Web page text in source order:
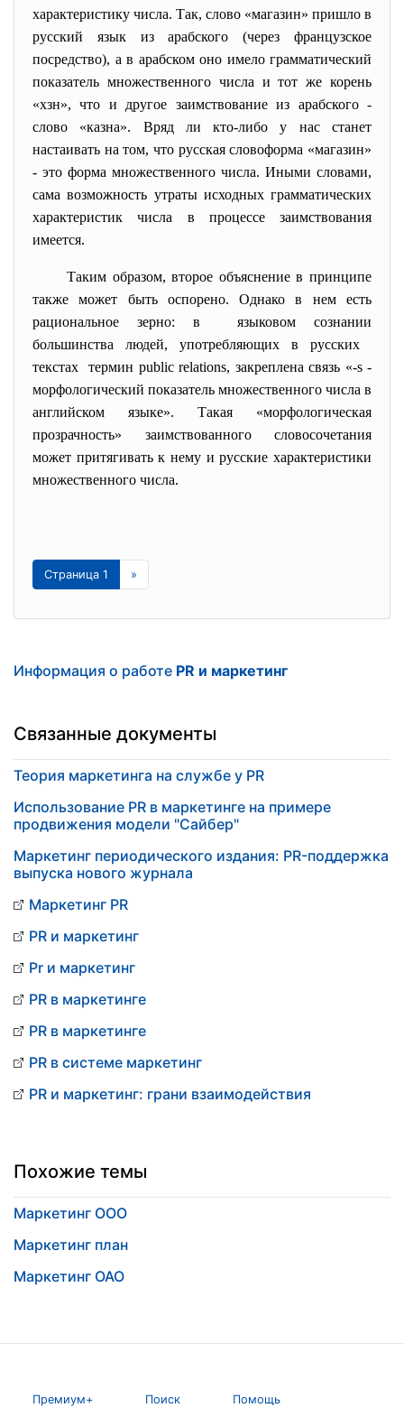
характеристику числа. Так, слово «магазин» пришло в
русский язык из арабского (через французское
посредство), а в арабском оно имело грамматический
показатель множественного числа и тот же корень
«хзн», что и другое заимствование из арабского -
слово «казна». Вряд ли кто-либо у нас станет
настаивать на том, что русская словоформа «магазин»
- это форма множественного числа. Иными словами,
сама возможность утраты исходных грамматических
характеристик числа в процессе заимствования
имеется.
Таким образом, второе объяснение в принципе
также может быть оспорено. Однако в нем есть
рациональное зерно: в языковом сознании
большинства людей, употребляющих в русских
текстах термин public relations, закреплена связь «-s -
морфологический показатель множественного числа в
английском языке». Такая «морфологическая
прозрачность» заимствованного словосочетания
может притягивать к нему и русские характеристики
множественного числа.
Страница 1 »
Информация о работе PR и маркетинг
Связанные документы
Теория маркетинга на службе у PR
Использование PR в маркетинге на примере
продвижения модели "Сайбер"
Маркетинг периодического издания: PR-поддержка
выпуска нового журнала
Маркетинг PR
PR и маркетинг
Pr и маркетинг
PR в маркетинге
PR в маркетинге
PR в системе маркетинг
PR и маркетинг: грани взаимодействия
Похожие темы
Маркетинг ООО
Маркетинг план
Маркетинг ОАО
Премиум+ Поиск Помощь